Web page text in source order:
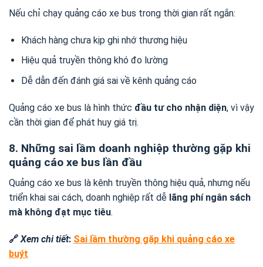
Nếu chỉ chạy quảng cáo xe bus trong thời gian rất ngắn:
Khách hàng chưa kịp ghi nhớ thương hiệu
Hiệu quả truyền thông khó đo lường
Dễ dẫn đến đánh giá sai về kênh quảng cáo
Quảng cáo xe bus là hình thức đầu tư cho nhận diện, vì vậy
cần thời gian để phát huy giá trị.
8. Những sai lầm doanh nghiệp thường gặp khi
quảng cáo xe bus lần đầu
Quảng cáo xe bus là kênh truyền thông hiệu quả, nhưng nếu
triển khai sai cách, doanh nghiệp rất dễ lãng phí ngân sách
mà không đạt mục tiêu.
🔗Xem chi tiết: Sai lầm thường gặp khi quảng cáo xe
buýt